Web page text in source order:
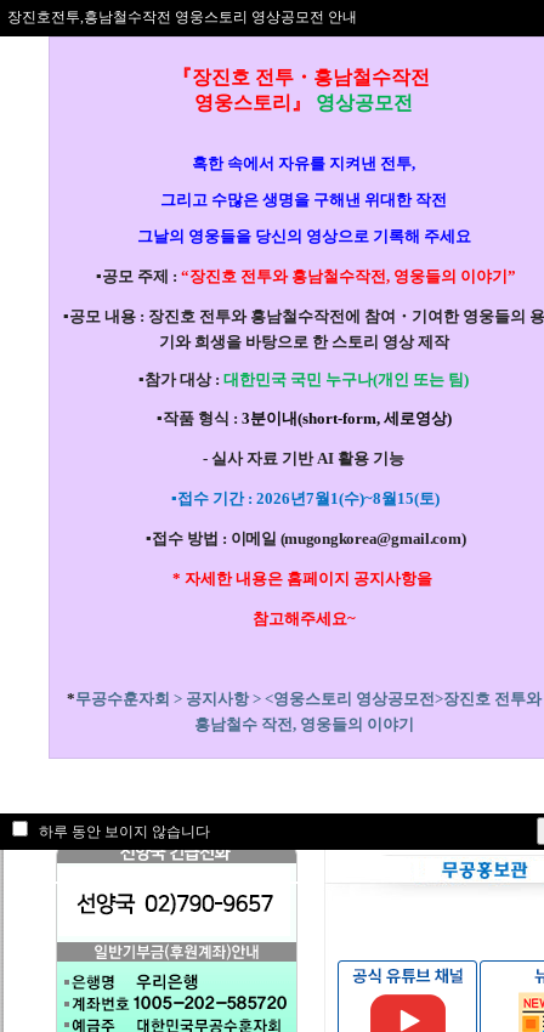
영상공모전 참고자료3 <
영상공모전 참고자료1
<보도자료> 보훈부 미 워
<보도자료> 국가보훈부
장진호전투,흥남철수작전 영웅스토리 영상공모전 안내
『장진호 전투 ・ 흥남철수작전
영웅스토리』 영상공모전
혹한 속에서 자유를 지켜낸 전투,
그리고 수많은 생명을 구해낸 위대한 작전
그날의 영웅들을 당신의 영상으로 기록해 주세요
▪공모 주제 : “장진호 전투와 흥남철수작전, 영웅들의 이야기 ”
▪공모 내용 : 장진호 전투와 흥남철수작전에 참여 ・기여한 영웅들의 용
기와 희생을 바탕으로 한 스토리 영상 제작
▪참가 대상 : 대한민국 국민 누구나(개인 또는 팀)
▪작품 형식 : 3분이내(short-form, 세로영상)
- 실사 자료 기반 AI 활용 기능
▪접수 기간 : 2026년7월1(수)~8월15(토)
▪접수 방법 : 이메일 (mugongkorea@gmail.com)
* 자세한 내용은 홈페이지 공지사항을
참고해주세요~
*무공수훈자회 > 공지사항 > <영웅스토리 영상공모전>장진호 전투와
흥남철수 작전, 영웅들의 이야기
하루 동안 보이지 않습니다